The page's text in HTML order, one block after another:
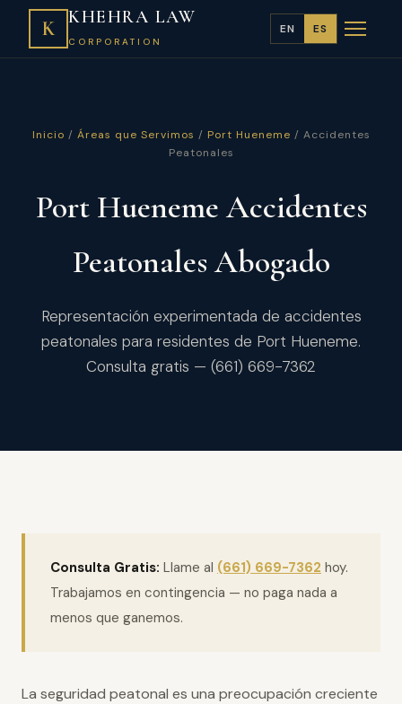
K KHEHRA LAW
CORPORATION
EN ES
Inicio / Áreas que Servimos / Port Hueneme / Accidentes
Peatonales
Port Hueneme Accidentes
Peatonales Abogado
Representación experimentada de accidentes
peatonales para residentes de Port Hueneme.
Consulta gratis — (661) 669-7362
Consulta Gratis: Llame al (661) 669-7362 hoy.
Trabajamos en contingencia — no paga nada a
menos que ganemos.
La seguridad peatonal es una preocupación creciente